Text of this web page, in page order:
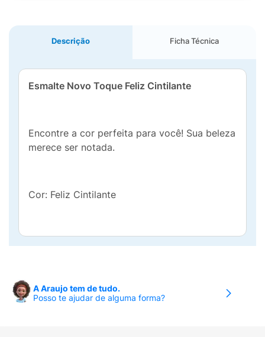
Descrição Ficha Técnica
Esmalte Novo Toque Feliz Cintilante
Encontre a cor perfeita para você! Sua beleza
merece ser notada.
Cor: Feliz Cintilante
A Araujo tem de tudo.
Posso te ajudar de alguma forma?